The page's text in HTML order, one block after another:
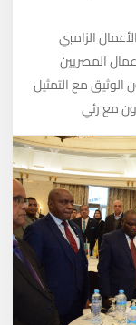
الزامبي
المصريين
الوثيق مع التمثيل
مع رئي